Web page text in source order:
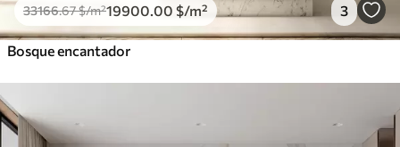
33166.67$/m²19900 .00 $/m² 3
Bosque encantador